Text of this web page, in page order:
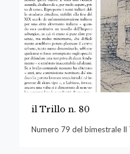
il Trillo n. 80
Numero 79 del bimestrale